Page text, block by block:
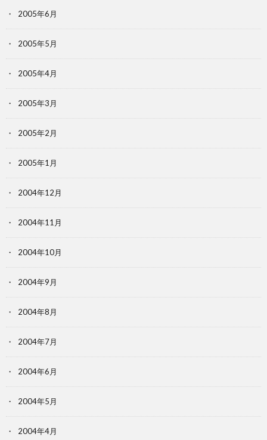
2005年6月
2005年5月
2005年4月
2005年3月
2005年2月
2005年1月
2004年12月
2004年11月
2004年10月
2004年9月
2004年8月
2004年7月
2004年6月
2004年5月
2004年4月